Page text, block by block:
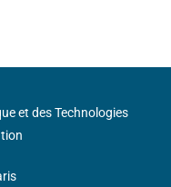
et des Technologies